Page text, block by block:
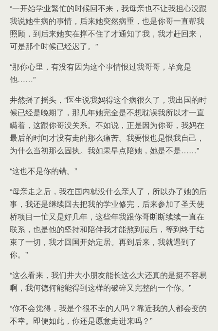
“一开始学业繁忙的时候回不来，我母亲也不让我担心没跟
我说她生病的事情，后来她突然病重，也是你哥一直帮我
照顾，到后来她实在撑不住了才通知了我，我才赶回来，
可是那个时候已经迟了。”
“那你心里，有没有因为这个事情恨过我哥哥，毕竟是
他……”
井然摇了摇头，“医生说我妈得这个病很久了，我出国的时
候已经是晚期了，那几年她完全是不想耽误我所以才一直
瞒着，这跟你哥没关系。不如说，正是因为你哥，我妈在
最后的时间才没有走的那么痛苦。我要恨也是恨我自己，
为什么当初那么固执。我如果早点陪她，她是不是……”
“这也不是你的错。”
“母亲走之后，我在国内就没什么亲人了，所以办了她的后
事，我还是继续回去把我的学业修完，后来参加了圣天使
桥项目一忙又是好几年，这些年我跟你哥断断续续一直在
联系，也是他的坚持和陪伴我才能熬到最后，等到终于结
束了一切，我才回国开始定居。再到后来，我就遇到了
你。”
“这么看来，我们井大小朋友能长这么大还真的是挺不容易
啊，我何德何能能得到这样的破碎又完整的一个你。”
“你不会觉得，我是个很不幸的人吗？靠近我的人都会变的
不幸。即便如此，你还是愿意走进来吗？”